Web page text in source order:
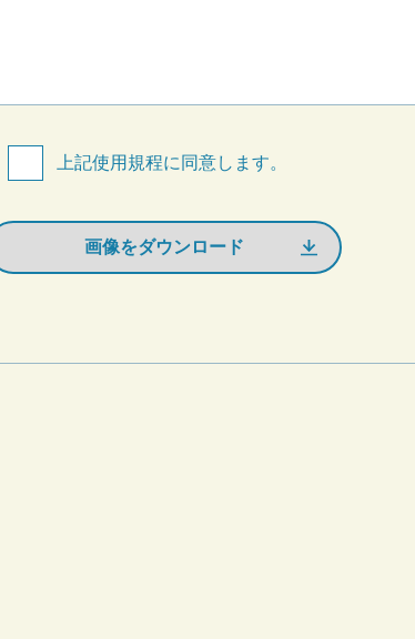
上記使用規程に同意します。
画像をダウンロード